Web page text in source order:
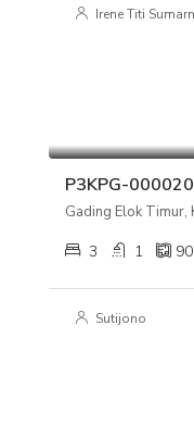
Irene Titi
Gading Elok Timur,
3 1 90
Sutijono